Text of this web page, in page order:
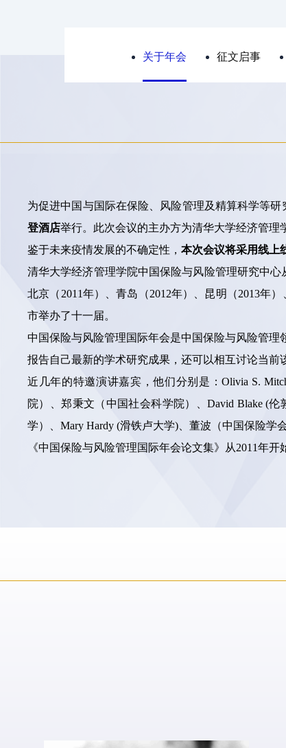
关于年会 征文启事
为促进中国与国际在保险、风险管理及精算科学等
登酒店举行。此次会议的主办方为清华大学经济管
鉴于未来疫情发展的不确定性， 本次会议将采用线上
清华大学经济管理学院中国保险与风险管理研究中
北京（2011年）、青岛（2012年）、昆明（2013年
市举办了十一届。
中国保险与风险管理国际年会是中国保险与风险管
报告自己最新的学术研究成果，还可以相互讨论当
近几年的特邀演讲嘉宾，他们分别是：Olivia S.
院）、郑秉文（中国社会科学院）、David Blake (
学）、Mary Hardy (滑铁卢大学)、董波（中国保险学
《中国保险与风险管理国际年会论文集》从2011年